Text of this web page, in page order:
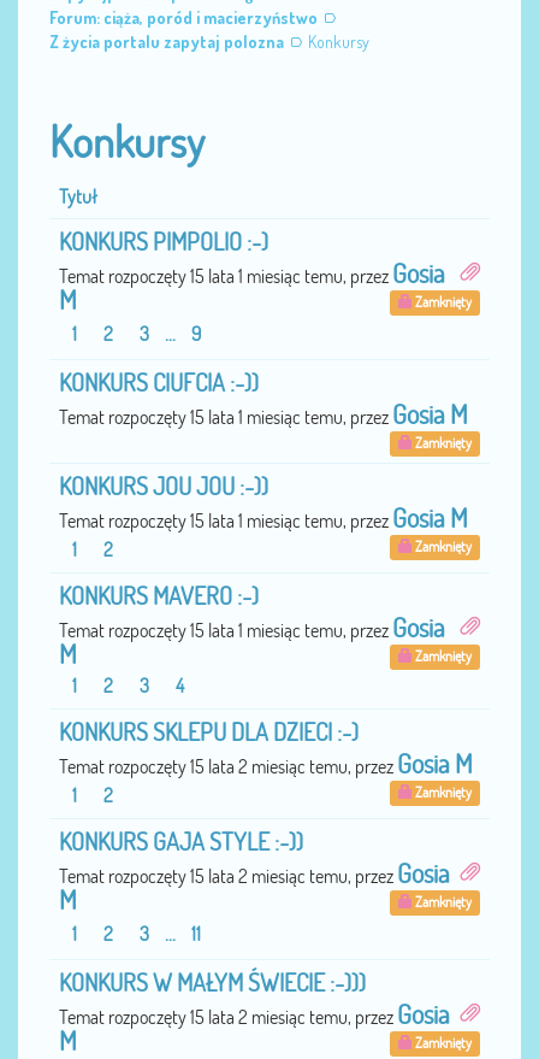
Forum: ciąża, poród i macierzyństwo
Z życia portalu zapytaj polozna
Konkursy
Konkursy
Tytuł
KONKURS PIMPOLIO :-)
Temat rozpoczęty 15 lata 1 miesiąc temu, przez Gosia
M Zamknięty
1 2 3 ... 9
KONKURS CIUFCIA :-))
Temat rozpoczęty 15 lata 1 miesiąc temu, przez Gosia M
Zamknięty
KONKURS JOU JOU :-))
Temat rozpoczęty 15 lata 1 miesiąc temu, przez Gosia M
Zamknięty
1 2
KONKURS MAVERO :-)
Temat rozpoczęty 15 lata 1 miesiąc temu, przez Gosia
M Zamknięty
1 2 3 4
KONKURS SKLEPU DLA DZIECI :-)
Temat rozpoczęty 15 lata 2 miesiąc temu, przez Gosia M
Zamknięty
1 2
KONKURS GAJA STYLE :-))
Temat rozpoczęty 15 lata 2 miesiąc temu, przez Gosia
M Zamknięty
1 2 3 ... 11
KONKURS W MAŁYM ŚWIECIE :-)))
Temat rozpoczęty 15 lata 2 miesiąc temu, przez Gosia
M Zamknięty